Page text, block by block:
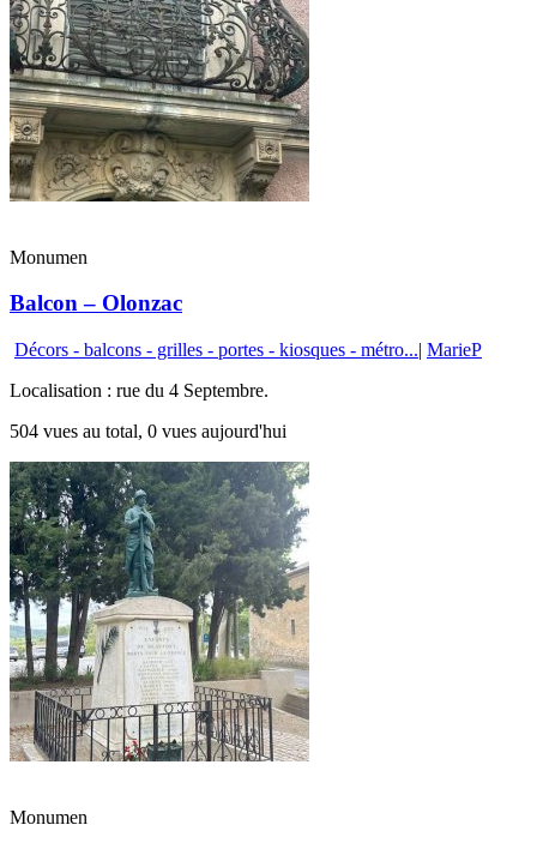
Monumen
Balcon – Olonzac
Décors - balcons - grilles - portes - kiosques - métro...| MarieP
Localisation : rue du 4 Septembre.
504 vues au total, 0 vues aujourd'hui
Monumen